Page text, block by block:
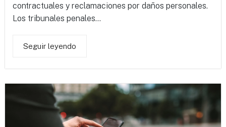
contractuales y reclamaciones por daños personales.
Los tribunales penales...
Seguir leyendo